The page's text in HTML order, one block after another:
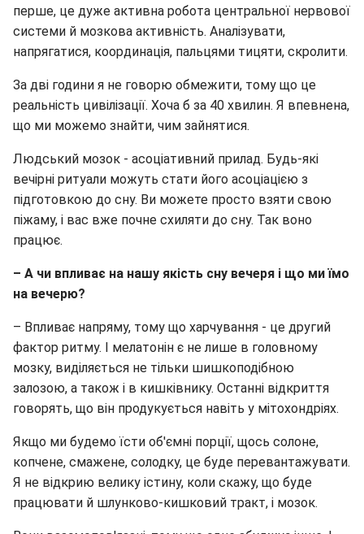
перше, це дуже активна робота центральної нервової
системи й мозкова активність. Аналізувати,
напрягатися, координація, пальцями тицяти, скролити.
За дві години я не говорю обмежити, тому що це
реальність цивілізації. Хоча б за 40 хвилин. Я впевнена,
що ми можемо знайти, чим зайнятися.
Людський мозок - асоціативний прилад. Будь-які
вечірні ритуали можуть стати його асоціацією з
підготовкою до сну. Ви можете просто взяти свою
піжаму, і вас вже почне схиляти до сну. Так воно
працює.
– А чи впливає на нашу якість сну вечеря і що ми їмо
на вечерю?
– Впливає напряму, тому що харчування - це другий
фактор ритму. І мелатонін є не лише в головному
мозку, виділяється не тільки шишкоподібною
залозою, а також і в кишківнику. Останні відкриття
говорять, що він продукується навіть у мітохондріях.
Якщо ми будемо їсти об'ємні порції, щось солоне,
копчене, смажене, солодку, це буде перевантажувати.
Я не відкрию велику істину, коли скажу, що буде
працювати й шлунково-кишковий тракт, і мозок.